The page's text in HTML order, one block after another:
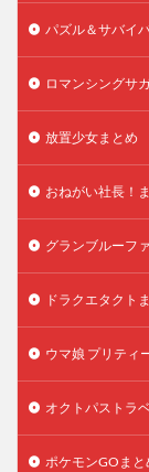
パズル＆サバイ
ロマンシングサ
放置少女まとめ
おねがい社長！
グランブルーフ
ドラクエタクト
ウマ娘 プリティ
オクトパストラ
ポケモンGOまと